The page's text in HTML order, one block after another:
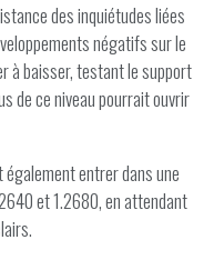
des inquiétudes liées
négatifs sur le
à baisser, testant le support
de ce niveau pourrait ouvrir
entrer dans une
et 1.2680, en attendant